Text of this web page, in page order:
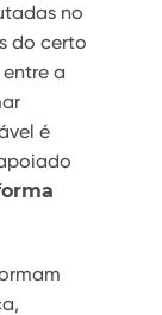
no
do certo
a
é